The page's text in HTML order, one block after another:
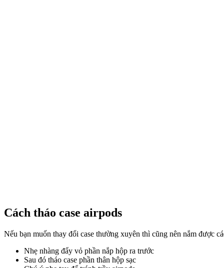
Cách tháo case airpods
Nếu bạn muốn thay đổi case thường xuyên thì cũng nên nắm được
Nhẹ nhàng đẩy vỏ phần nắp hộp ra trước
Sau đó tháo case phần thân hộp sạc